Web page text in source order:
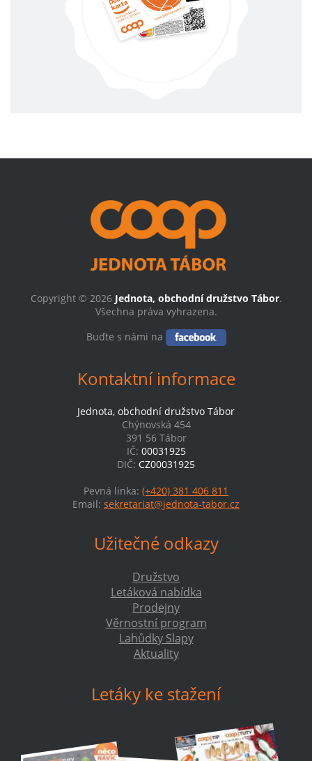
Copyright © 2026 Jednota, obchodní družstvo Tábor.
Všechna práva vyhrazena.
Buďte s námi na
Kontaktní informace
Jednota, obchodní družstvo Tábor
Chýnovská 454
391 56 Tábor
IČ: 00031925
DIČ: CZ00031925
Pevná linka: (+420) 381 406 811
Email: sekretariat@jednota-tabor.cz
Užitečné odkazy
Družstvo
Letáková nabídka
Prodejny
Věrnostní program
Lahůdky Slapy
Aktuality
Letáky ke stažení